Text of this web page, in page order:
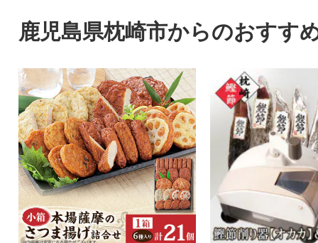
鹿児島県枕崎市からのおすす